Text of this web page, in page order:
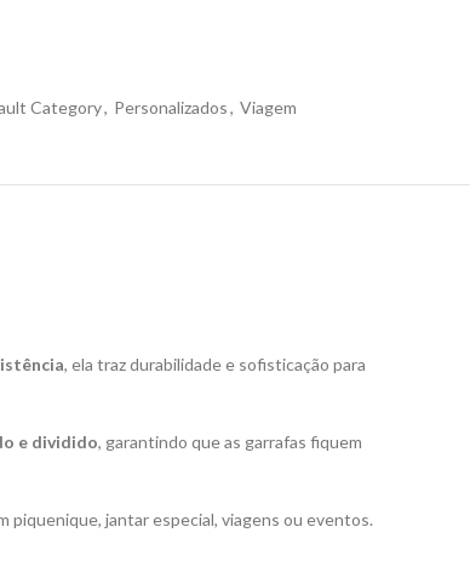
Category, Personalizados, Viagem
, ela traz durabilidade e sofisticação para
e dividido, garantindo que as garrafas fiquem
jantar especial, viagens ou eventos.